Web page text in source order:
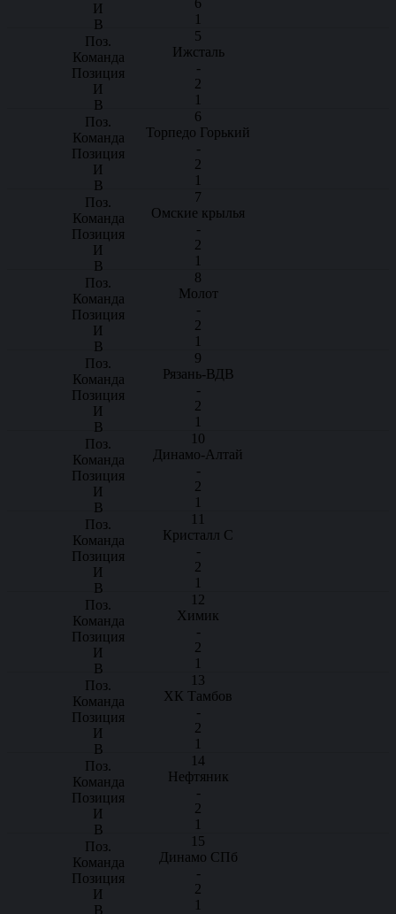
6
1
5
Ижсталь
-
2
1
6
Торпедо Горький
-
2
1
7
Омские крылья
-
2
1
8
Молот
-
2
1
9
Рязань-ВДВ
-
2
1
10
Динамо-Алтай
-
2
1
11
Кристалл С
-
2
1
12
Химик
-
2
1
13
ХК Тамбов
-
2
1
14
Нефтяник
-
2
1
15
Динамо СПб
-
2
1